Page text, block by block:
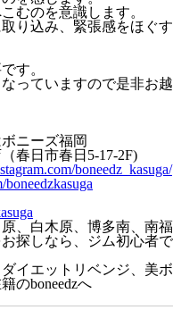
むのを意識します。
り込み、緊張感をほぐす
す。
っていますので是非お越
ニーズ福岡
春日市春日5-17-2F)
boneedz_kasuga/
、白木原、博多南、南福
探しなら、ジム初心者で
イエットリベンジ、美ボ
のboneedzへ